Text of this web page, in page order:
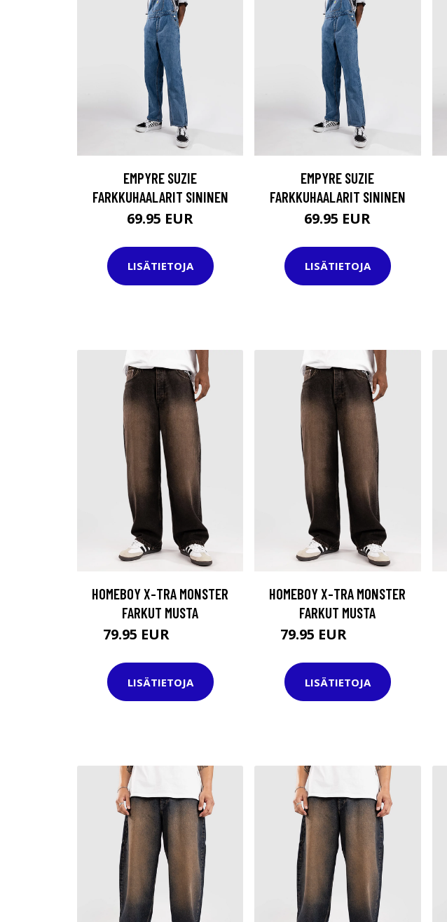
EMPYRE SUZIE
FARKKUHAALARIT SININEN
69.95 EUR
LISÄTIETOJA
EMPYRE SUZIE
FARKKUHAALARIT SININEN
69.95 EUR
LISÄTIETOJA
HOMEBOY X-TRA MONSTER
FARKUT MUSTA
79.95 EUR
LISÄTIETOJA
HOMEBOY X-TRA MONSTER
FARKUT MUSTA
79.95 EUR
LISÄTIETOJA